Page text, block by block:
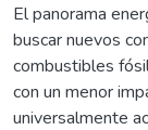
El panorama
buscar nuevos
combustibles
con un menor
universalmente